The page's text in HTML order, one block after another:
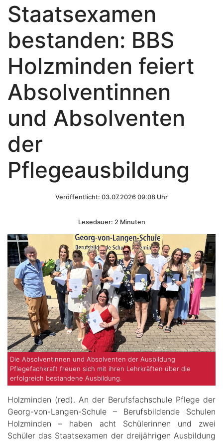
Staatsexamen
bestanden: BBS
Holzminden feiert
Absolventinnen
und Absolventen
der
Pflegeausbildung
Veröffentlicht: 03.07.2026 09:08 Uhr
Lesedauer: 2 Minuten
Die Absolventinnen und Absolventen der Ausbildung
Pflegefachkraft freuen sich mit ihren Lehrkräften über die
erfolgreich bestandene Ausbildung.
Holzminden (red). An der Berufsfachschule Pflege der
Georg-von-Langen-Schule – Berufsbildende Schulen
Holzminden – haben acht Schülerinnen und zwei
Schüler das Staatsexamen der dreijährigen Ausbildung